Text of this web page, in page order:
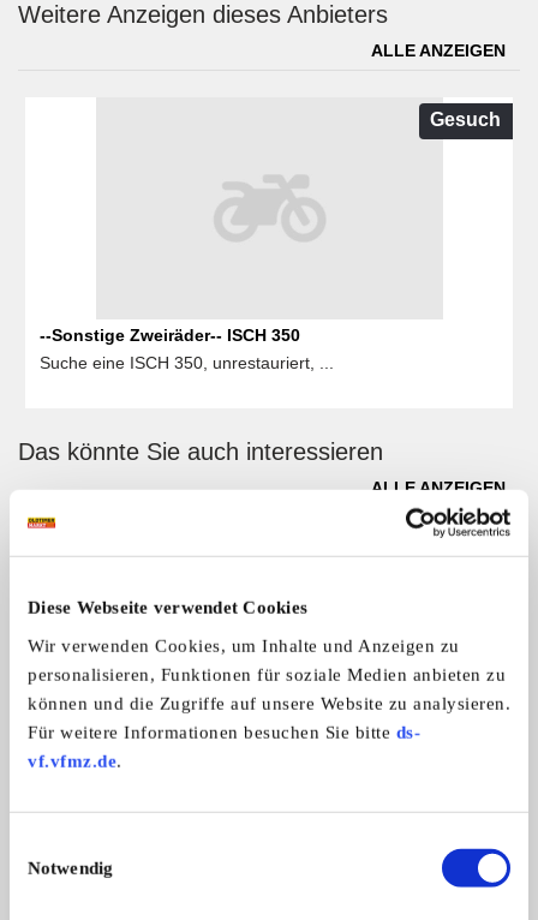
Diese Webseite verwendet Cookies
Wir verwenden Cookies, um Inhalte und Anzeigen zu
personalisieren, Funktionen für soziale Medien anbieten zu
können und die Zugriffe auf unsere Website zu analysieren.
Für weitere Informationen besuchen Sie bitte ds-
vf.vfmz.de.
Notwendig
Weitere Anzeigen dieses Anbieters
ALLE ANZEIGEN
Gesuch
--Sonstige Zweiräder-- ISCH 350
Suche eine ISCH 350, unrestauriert, ...
Das könnte Sie auch interessieren
ALLE ANZEIGEN
1
Yamaha SR 500